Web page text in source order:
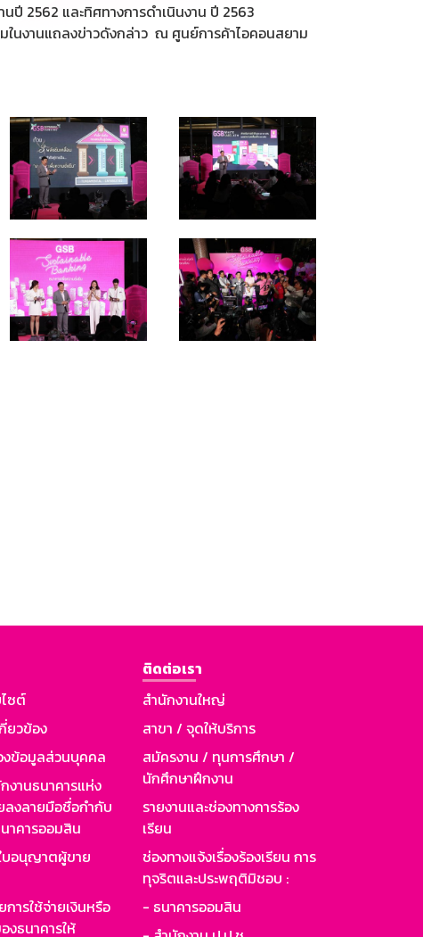
ปี 2562 และทิศทางการดำเนินงาน ปี 2563
ในงานแถลงข่าวดังกล่าว ณ ศูนย์การค้าไอคอนสยาม
ซต์
ยวข้อง
งข้อมูลส่วนบุคคล
านธนาคารแห่ง
ลงลายมือชื่อกำกับ
าคารออมสิน
บอนุญาตผู้ขาย
การใช้จ่ายเงินหรือ
ธนาคารให้
ติดต่อเรา
สำนักงานใหญ่
สาขา / จุดให้บริการ
สมัครงาน / ทุนการศึกษา /
นักศึกษาฝึกงาน
รายงานและช่องทางการร้อง
เรียน
ช่องทางแจ้งเรื่องร้องเรียน การ
ทุจริตและประพฤติมิชอบ :
- ธนาคารออมสิน